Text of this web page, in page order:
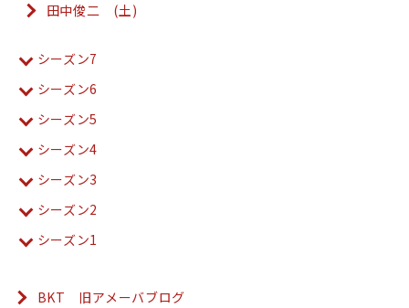
田中俊二 (土)
シーズン7
シーズン6
シーズン5
シーズン4
シーズン3
シーズン2
シーズン1
BKT 旧アメーバブログ